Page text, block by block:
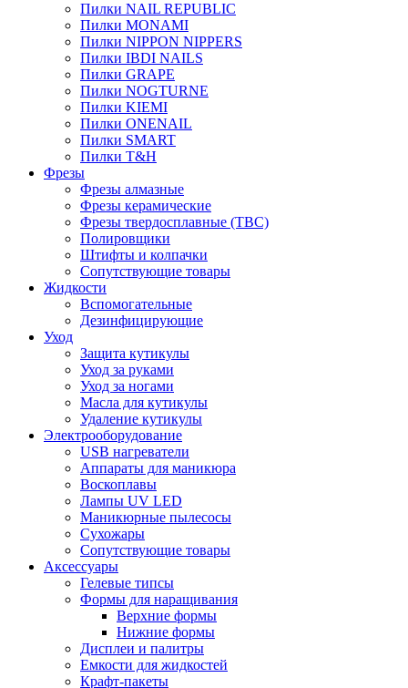
Пилки NAIL REPUBLIC
Пилки MONAMI
Пилки NIPPON NIPPERS
Пилки IBDI NAILS
Пилки GRAPE
Пилки NOGTURNE
Пилки KIEMI
Пилки ONENAIL
Пилки SMART
Пилки T&H
Фрезы
Фрезы алмазные
Фрезы керамические
Фрезы твердосплавные (ТВС)
Полировщики
Штифты и колпачки
Сопутствующие товары
Жидкости
Вспомогательные
Дезинфицирующие
Уход
Защита кутикулы
Уход за руками
Уход за ногами
Масла для кутикулы
Удаление кутикулы
Электрооборудование
USB нагреватели
Аппараты для маникюра
Воскоплавы
Лампы UV LED
Маникюрные пылесосы
Сухожары
Сопутствующие товары
Аксессуары
Гелевые типсы
Формы для наращивания
Верхние формы
Нижние формы
Дисплеи и палитры
Емкости для жидкостей
Крафт-пакеты